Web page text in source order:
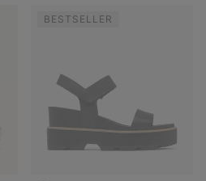
BESTSELLER